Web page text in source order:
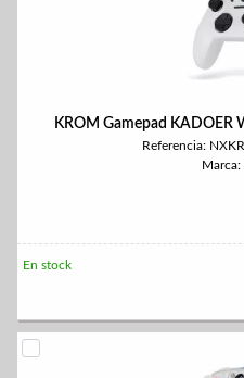
KROM Gamepad KADOER
Referencia:
Marca:
En stock